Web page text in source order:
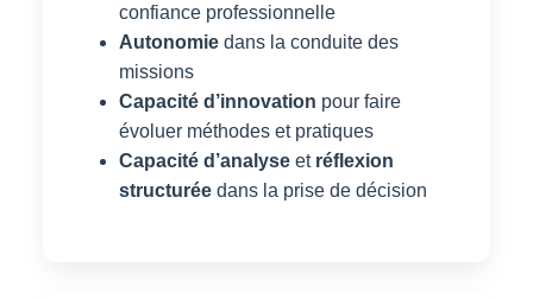
confiance professionnelle
Autonomie dans la conduite des
missions
Capacité d’innovation pour faire
évoluer méthodes et pratiques
Capacité d’analyse et réflexion
structurée dans la prise de décision